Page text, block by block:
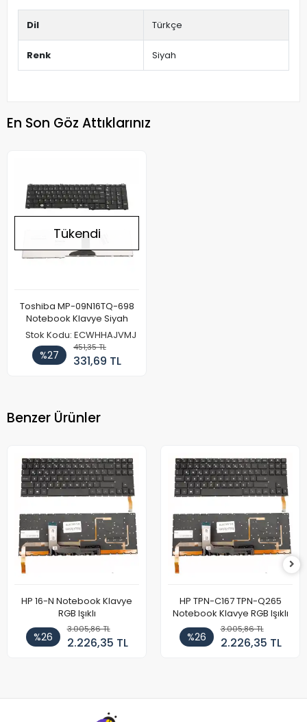
Dil Türkçe
Renk Siyah
En Son Göz Attıklarınız
Tükendi
Toshiba MP-09N16TQ-698
Notebook Klavye Siyah
Stok Kodu: ECWHHAJVMJ
%27
451,35 TL
331,69 TL
Benzer Ürünler
HP 16-N Notebook Klavye
RGB Işıklı
%26
3.005,86 TL
2.226,35 TL
HP TPN-C167 TPN-Q265
Notebook Klavye RGB Işıklı
%26
3.005,86 TL
2.226,35 TL